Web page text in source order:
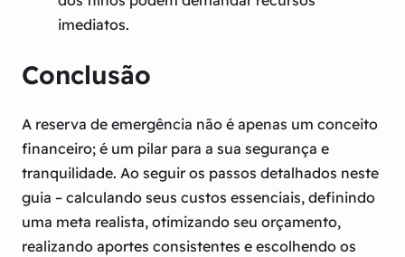
imediatos.
Conclusão
A reserva de emergência não é apenas um conceito
financeiro; é um pilar para a sua segurança e
tranquilidade. Ao seguir os passos detalhados neste
guia – calculando seus custos essenciais, definindo
uma meta realista, otimizando seu orçamento,
realizando aportes consistentes e escolhendo os